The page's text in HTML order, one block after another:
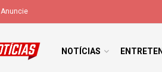
Anuncie
NOTÍCIAS